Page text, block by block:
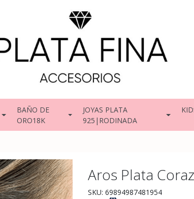
BAÑO DE
ORO18K
JOYAS PLATA
925|RODINADA
Aros Plata
SKU: 69894987481954